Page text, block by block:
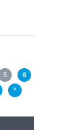
5 6
»